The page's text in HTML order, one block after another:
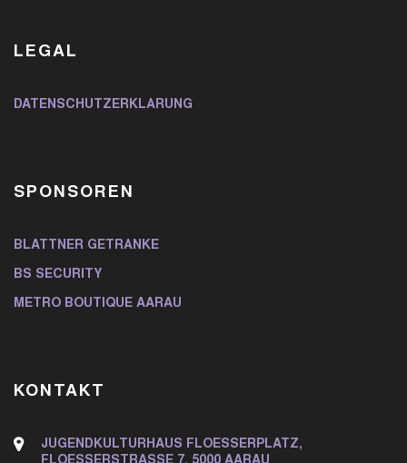
LEGAL
DATENSCHUTZERKLÄRUNG
SPONSOREN
BLATTNER GETRÄNKE
BS SECURITY
METRO BOUTIQUE AARAU
KONTAKT
JUGENDKULTURHAUS FLOESSERPLATZ,